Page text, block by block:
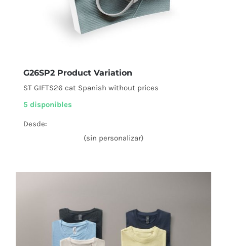
G26SP2 Product Variation
ST GIFTS26 cat Spanish without prices
5 disponibles
Desde:
(sin personalizar)